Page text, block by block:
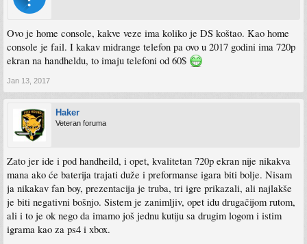
Ovo je home console, kakve veze ima koliko je DS koštao. Kao home
console je fail. I kakav midrange telefon pa ovo u 2017 godini ima 720p
ekran na handheldu, to imaju telefoni od 60$
Jan 13, 2017
Haker
Veteran foruma
Zato jer ide i pod handheild, i opet, kvalitetan 720p ekran nije nikakva
mana ako će baterija trajati duže i preformanse igara biti bolje. Nisam
ja nikakav fan boy, prezentacija je truba, tri igre prikazali, ali najlakše
je biti negativni bošnjo. Sistem je zanimljiv, opet idu drugačijom rutom,
ali i to je ok nego da imamo još jednu kutiju sa drugim logom i istim
igrama kao za ps4 i xbox.